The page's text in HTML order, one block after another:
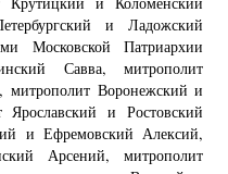
и Ладожский
Московской Патриархии
Савва, митрополит
Воронежский и
и Ростовский
и Ефремовский Алексий,
Арсений, митрополит